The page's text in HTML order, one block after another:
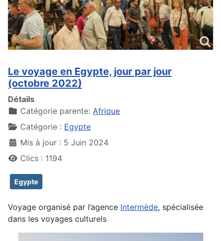
Le voyage en Egypte, jour par jour
(octobre 2022)
Détails
Catégorie parente: Afrique
Catégorie : Egypte
Mis à jour : 5 Juin 2024
Clics : 1194
Egypte
Voyage organisé par l’agence Intermède, spécialisée
dans les voyages culturels